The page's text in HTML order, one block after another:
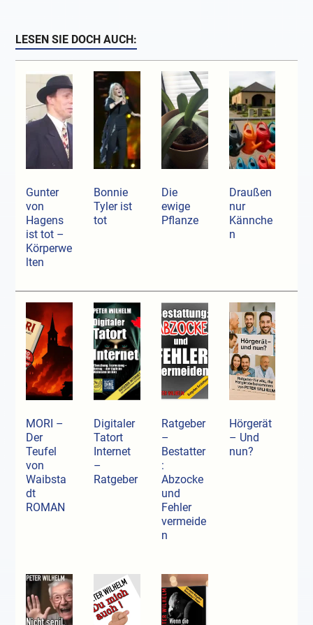
LESEN SIE DOCH AUCH:
Gunter
von
Hagens
ist tot –
Körperwe
lten
Bonnie
Tyler ist
tot
Die
ewige
Pflanze
Draußen
nur
Kännche
n
MORI –
Der
Teufel
von
Waibsta
dt
ROMAN
Digitaler
Tatort
Internet
–
Ratgeber
Ratgeber
–
Bestatter
:
Abzocke
und
Fehler
vermeide
n
Hörgerät
– Und
nun?